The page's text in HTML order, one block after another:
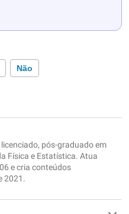
Não
incorreta
que procuro
pós-graduado em
Física e Estatística. Atua
e cria conteúdos
2021.